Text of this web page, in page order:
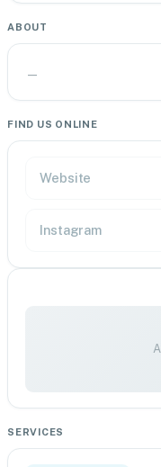
ABOUT
—
FIND US ONLINE
Website
Instagram
SERVICES